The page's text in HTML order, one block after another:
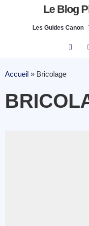
Le Blog
Les Guides Canon
Accueil » Bricolage